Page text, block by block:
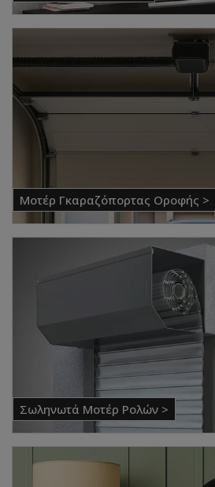
Μοτέρ Γκαραζόπορτας Οροφής >
Σωληνωτά Μοτέρ Ρολών >